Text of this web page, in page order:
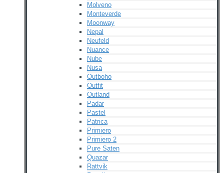
Molveno
Monteverde
Moonway
Nepal
Neufeld
Nuance
Nube
Nusa
Outboho
Outfit
Outland
Padar
Pastel
Patrica
Primiero
Primiero 2
Pure Saten
Quazar
Rattvik